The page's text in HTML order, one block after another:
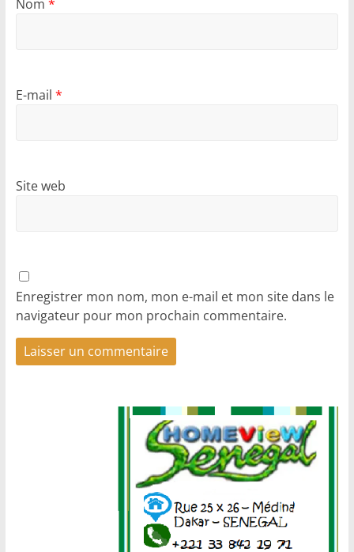
Nom *
E-mail *
Site web
Enregistrer mon nom, mon e-mail et mon site dans le
navigateur pour mon prochain commentaire.